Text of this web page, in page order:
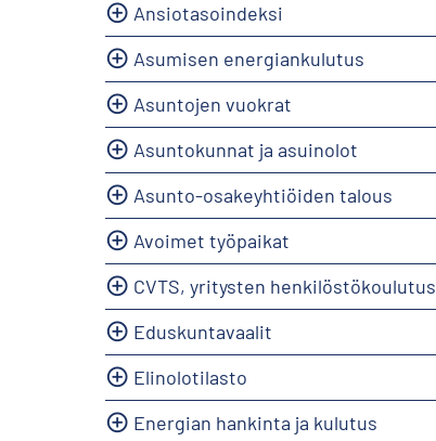
Ansiotasoindeksi
Asumisen energiankulutus
Asuntojen vuokrat
Asuntokunnat ja asuinolot
Asunto-osakeyhtiöiden talous
Avoimet työpaikat
CVTS, yritysten henkilöstökoulutus
Eduskuntavaalit
Elinolotilasto
Energian hankinta ja kulutus